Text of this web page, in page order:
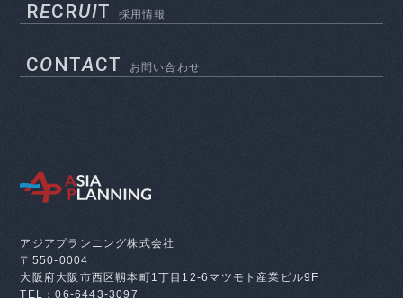
RECRUIT 採用情報
CONTACT お問い合わせ
アジアプランニング株式会社
〒550-0004
大阪府大阪市西区靱本町1丁目12-6 マツモト産業ビル9F
TEL：06-6443-3097